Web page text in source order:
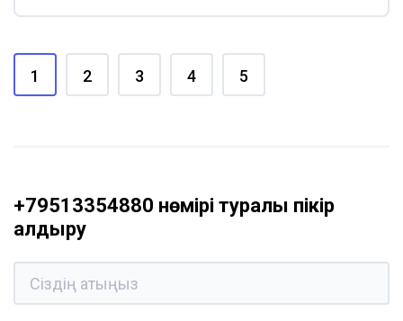
1 2 3 4 5
+79513354880 нөмірі туралы пікір
қалдыру